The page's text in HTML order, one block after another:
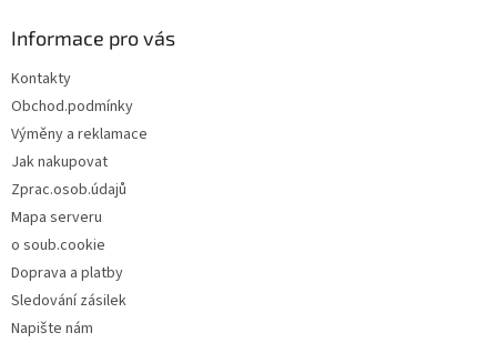
Informace pro vás
Kontakty
Obchod.podmínky
Výměny a reklamace
Jak nakupovat
Zprac.osob.údajů
Mapa serveru
o soub.cookie
Doprava a platby
Sledování zásilek
Napište nám